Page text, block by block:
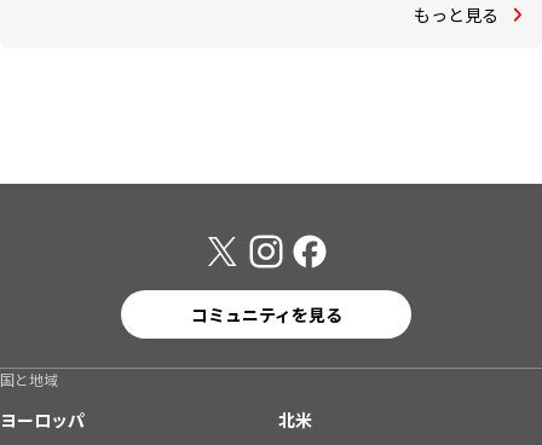
もっと見る
コミュニティを見る
国と地域
ヨーロッパ
北米